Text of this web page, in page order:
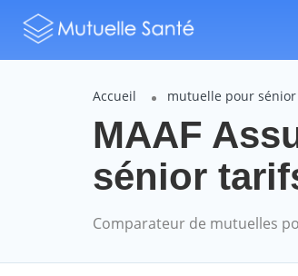
Accueil mutuelle pour
MAAF
sénior
Comparateur de mutuelles